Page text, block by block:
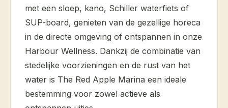
met een sloep, kano, Schiller waterfiets of
SUP-board, genieten van de gezellige horeca
in de directe omgeving of ontspannen in onze
Harbour Wellness. Dankzij de combinatie van
stedelijke voorzieningen en de rust van het
water is The Red Apple Marina een ideale
bestemming voor zowel actieve als